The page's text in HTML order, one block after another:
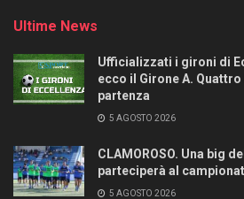
Ultime News
Ufficializzati i gironi di
ecco il Girone A.
partenza
5 AGOSTO 2026
CLAMOROSO. Una big
parteciperà al
5 AGOSTO 2026